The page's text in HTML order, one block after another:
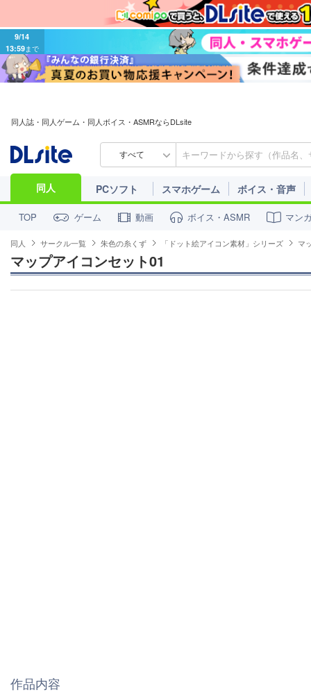
9/14
13:59まで
同人誌・同人ゲーム・同人ボイス・ASMRならDLsite
すべて
同人 PCソフト スマホゲーム ボイス・音声
TOP ゲーム 動画 ボイス・ASMR マン
同人 サークル一覧 朱色の糸くず 「ドット絵アイコン素材」シリーズ マ
マップアイコンセット01
作品内容